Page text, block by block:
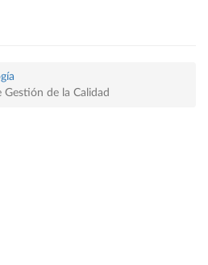
Gestión de la Calidad